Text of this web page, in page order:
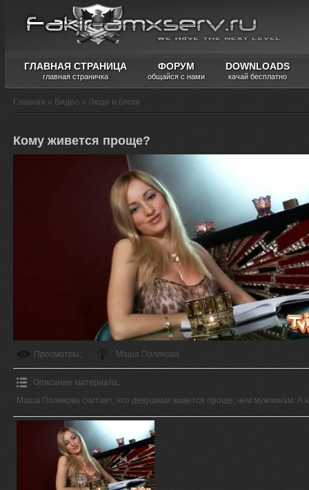
ГЛАВНАЯ СТРАНИЦА
главная страничка
ФОРУМ
общайся с нами
DOWNLOADS
качай бесплатно
Главная » Видео » Люди и блоги
Кому живется проще?
Просмотры: Маша Полякова
Описание материала:
Маша Полякова считает, что девушкам живется проще, чем мужчинам. А